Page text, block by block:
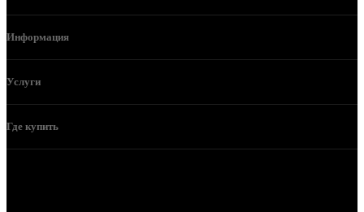
Информация
Услуги
Где купить